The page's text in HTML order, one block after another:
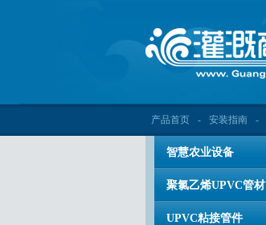
产品首页 - 安装指南 -
智慧农业设备
聚氯乙烯UPVC管材
UPVC粘接管件